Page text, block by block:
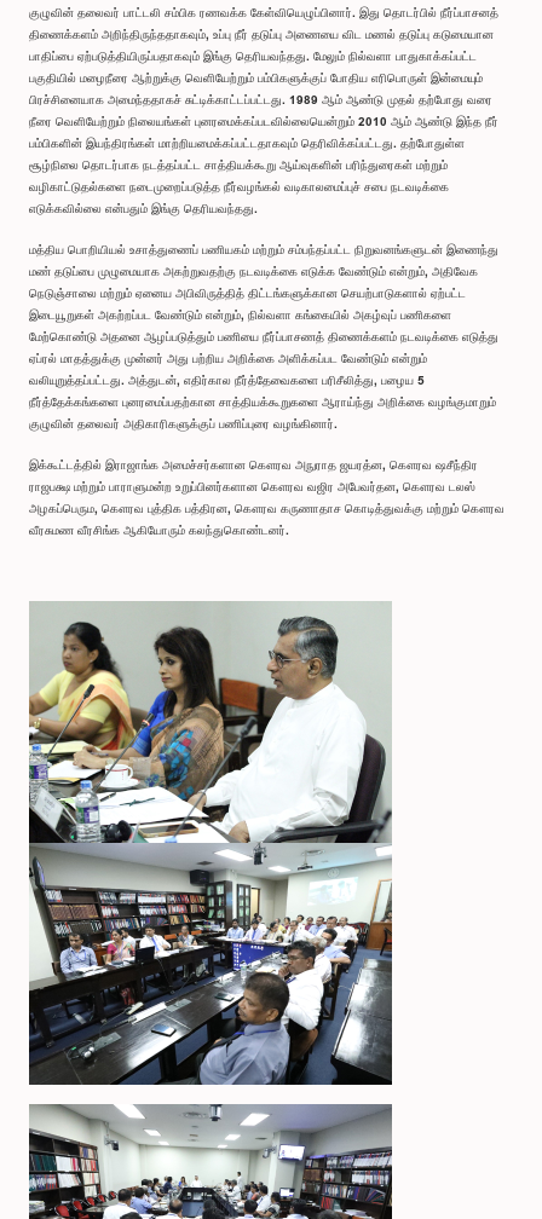
குழுவின் தலைவர் பாட்டலி சம்பிக ரணவக்க கேள்வியெழுப்பினார். இது தொடர்பில் நீர்ப்பாசனத்
திணைக்களம் அறிந்திருந்ததாகவும், உப்பு நீர் தடுப்பு அணையை விட மணல் தடுப்பு கடுமையான
பாதிப்பை ஏற்படுத்தியிருப்பதாகவும் இங்கு தெரியவந்தது. மேலும் நில்வளா பாதுகாக்கப்பட்ட
பகுதியில் மழைநீரை ஆற்றுக்கு வெளியேற்றும் பம்பிகளுக்குப் போதிய எரிபொருள் இன்மையும்
பிரச்சினையாக அமைந்ததாகச் சுட்டிக்காட்டப்பட்டது. 1989 ஆம் ஆண்டு முதல் தற்போது வரை
நீரை வெளியேற்றும் நிலையங்கள் புனரமைக்கப்படவில்லையென்றும் 2010 ஆம் ஆண்டு இந்த நீர்
பம்பிகளின் இயந்திரங்கள் மாற்றியமைக்கப்பட்டதாகவும் தெரிவிக்கப்பட்டது. தற்போதுள்ள
சூழ்நிலை தொடர்பாக நடத்தப்பட்ட சாத்தியக்கூறு ஆய்வுகளின் பரிந்துரைகள் மற்றும்
வழிகாட்டுதல்களை நடைமுறைப்படுத்த நீர்வழங்கல் வடிகாலமைப்புச் சபை நடவடிக்கை
எடுக்கவில்லை என்பதும் இங்கு தெரியவந்தது.
மத்திய பொறியியல் உசாத்துணைப் பணியகம் மற்றும் சம்பந்தப்பட்ட நிறுவனங்களுடன் இணைந்து
மண் தடுப்பை முழுமையாக அகற்றுவதற்கு நடவடிக்கை எடுக்க வேண்டும் என்றும், அதிவேக
நெடுஞ்சாலை மற்றும் ஏனைய அபிவிருத்தித் திட்டங்களுக்கான செயற்பாடுகளால் ஏற்பட்ட
இடையூறுகள் அகற்றப்பட வேண்டும் என்றும், நில்வளா கங்கையில் அகழ்வுப் பணிகளை
மேற்கொண்டு அதனை ஆழப்படுத்தும் பணியை நீர்ப்பாசணத் திணைக்களம் நடவடிக்கை எடுத்து
ஏப்ரல் மாதத்துக்கு முன்னர் அது பற்றிய அறிக்கை அளிக்கப்பட வேண்டும் என்றும்
வலியுறுத்தப்பட்டது. அத்துடன், எதிர்கால நீர்த்தேவைகளை பரிசீலித்து, பழைய 5
நீர்த்தேக்கங்களை புனரமைப்பதற்கான சாத்தியக்கூறுகளை ஆராய்ந்து அறிக்கை வழங்குமாறும்
குழுவின் தலைவர் அதிகாரிகளுக்குப் பணிப்புரை வழங்கினார்.
இக்கூட்டத்தில் இராஜாங்க அமைச்சர்களான கௌரவ அநுராத ஜயரத்ன, கௌரவ ஷசீந்திர
ராஜபக்ஷ மற்றும் பாராளுமன்ற உறுப்பினர்களான கௌரவ வஜிர அபேவர்தன, கௌரவ டலஸ்
அழகப்பெரும, கௌரவ புத்திக பத்திரன, கௌரவ கருணாதாச கொடித்துவக்கு மற்றும் கௌரவ
வீரசுமண வீரசிங்க ஆகியோரும் கலந்துகொண்டனர்.